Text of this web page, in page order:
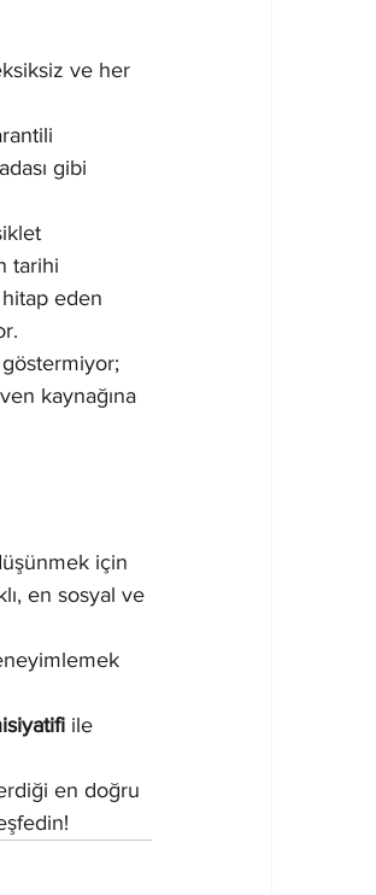
ve her
gibi
tarihi
eden
kaynağına
için
en sosyal ve
ile
en doğru